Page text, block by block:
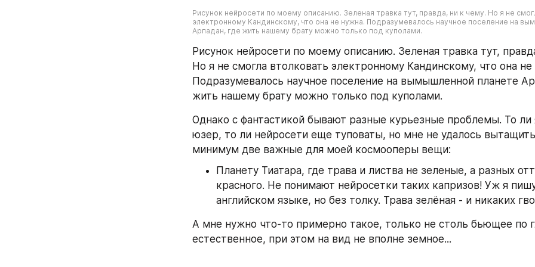
Рисунок нейросети по моему описанию. Зеленая травка тут, правда, ни к чему. Но я не
электронному Кандинскому, что она не нужна. Подразумевалось научное поселение на
Арпадан, где жить нашему брату можно только под куполами.
Рисунок нейросети по моему описанию. Зеленая травка тут,
Но я не смогла втолковать электронному Кандинскому, что она
Подразумевалось научное поселение на вымышленной планете
жить нашему брату можно только под куполами.
Однако с фантастикой бывают разные курьезные проблемы. То
юзер, то ли нейросети еще туповаты, но мне не удалось
минимум две важные для моей космооперы вещи:
Планету Тиатара, где трава и листва не зеленые, а разных
красного. Не понимают нейросетки таких капризов! Уж я
английском языке, но без толку. Трава зелёная - и никаких
А мне нужно что-то примерно такое, только не столь бьющее по
естественное, при этом на вид не вполне земное...